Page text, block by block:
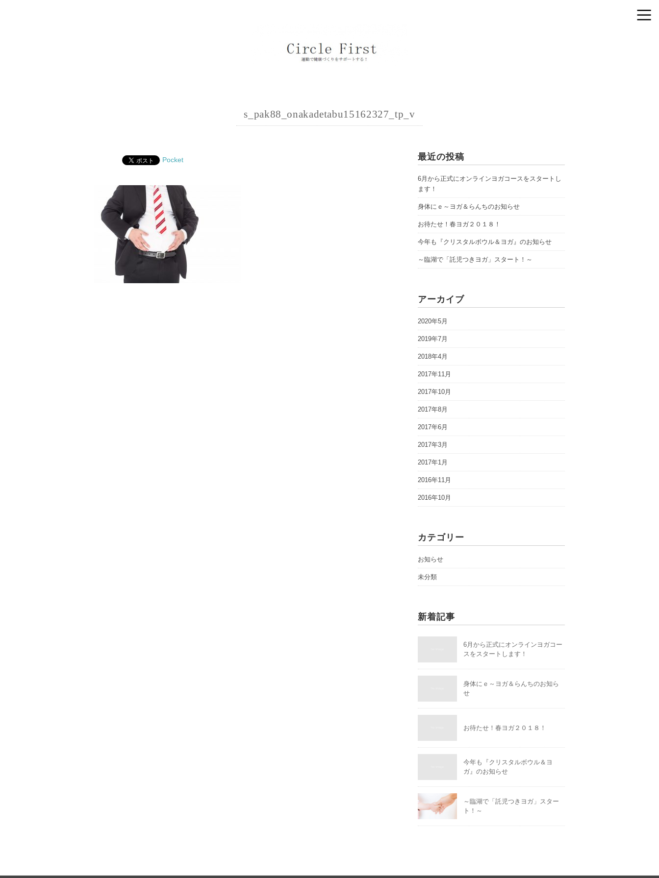
s_pak88_onakadetabu15162327_tp_v
Pocket 最近の投稿
6月から正式にオンラインヨガコースをスタートし
ます！
身体にｅ～ヨガ＆らんちのお知らせ
お待たせ！春ヨガ２０１８！
今年も『クリスタルボウル＆ヨガ』のお知らせ
～臨湖で「託児つきヨガ」スタート！～
アーカイブ
2020年5月
2019年7月
2018年4月
2017年11月
2017年10月
2017年8月
2017年6月
2017年3月
2017年1月
2016年11月
2016年10月
カテゴリー
お知らせ
未分類
新着記事
6月から正式にオンラインヨガコー
スをスタートします！
身体にｅ～ヨガ＆らんちのお知ら
せ
お待たせ！春ヨガ２０１８！
今年も『クリスタルボウル＆ヨ
ガ』のお知らせ
～臨湖で「託児つきヨガ」スター
ト！～